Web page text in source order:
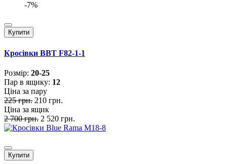
-7%
Купити
Кросівки BBT F82-1-1
Розмiр: 20-25
Пар в ящику: 12
Ціна за пару
225 грн. 210 грн.
Ціна за ящик
2 700 грн. 2 520 грн.
Купити